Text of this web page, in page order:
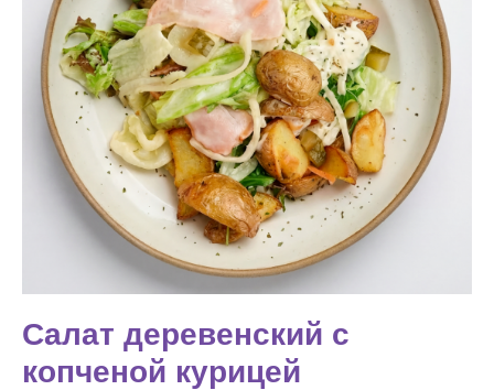
Салат деревенский с
копченой курицей